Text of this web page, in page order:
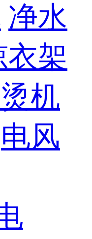
净水
衣架
机
电风